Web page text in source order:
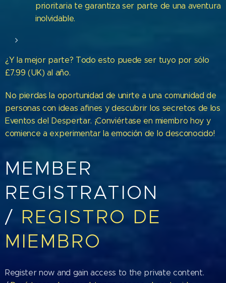
prioritaria te garantiza ser parte de una aventura
inolvidable.
¿Y la mejor parte? Todo esto puede ser tuyo por sólo
£7.99 (UK) al año.
No pierdas la oportunidad de unirte a una comunidad de
personas con ideas afines y descubrir los secretos de los
Eventos del Despertar. ¡Conviértase en miembro hoy y
comience a experimentar la emoción de lo desconocido!
MEMBER
REGISTRATION
/ REGISTRO DE
MIEMBRO
Register now and gain access to the private content.